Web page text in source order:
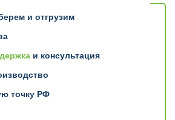
и отгрузим
и консультация
точку РФ